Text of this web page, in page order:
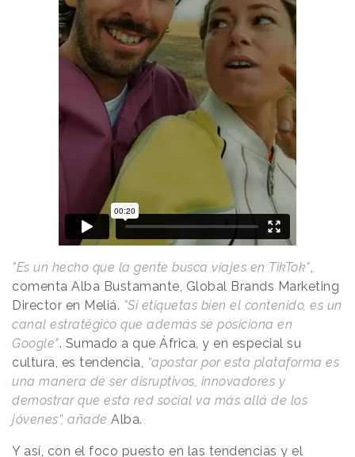
"Es un hecho que la gente busca viajes en TikTok",
comenta Alba Bustamante, Global Brands Marketing
Director en Meliá. "Si etiquetas bien el contenido, es un
canal estratégico que además se posiciona en
Google". Sumado a que África, y en especial su
cultura, es tendencia, “apostar por esta plataforma es
una manera de ser disruptivos, innovadores y
demostrar que esta red social va más allá de los
jóvenes”, añade Alba.
Y así, con el foco puesto en las tendencias y el